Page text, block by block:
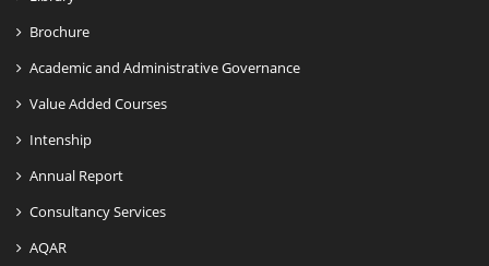
Brochure
Academic and Administrative Governance
Value Added Courses
Intenship
Annual Report
Consultancy Services
AQAR